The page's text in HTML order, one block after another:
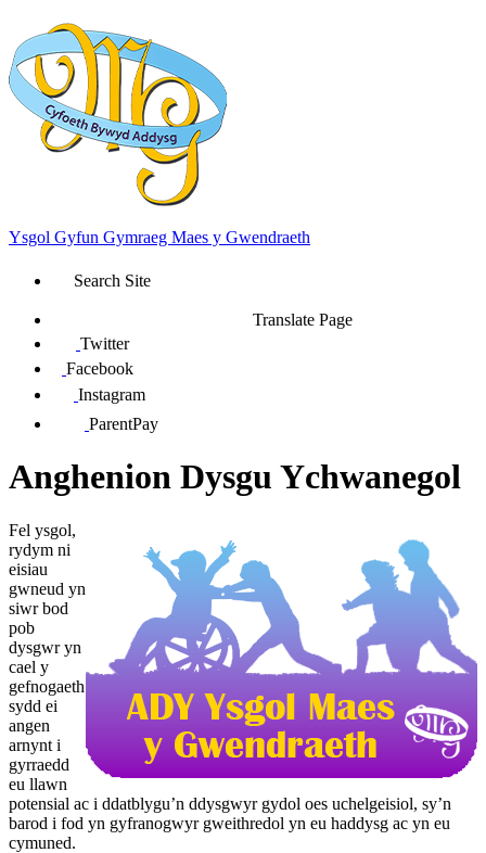
Ysgol Gyfun Gymraeg Maes y Gwendraeth
Search Site
Translate Page
Twitter
Facebook
Instagram
ParentPay
Anghenion Dysgu Ychwanegol
Fel ysgol,
rydym ni
eisiau
gwneud yn
siwr bod
pob
dysgwr yn
cael y
gefnogaeth
sydd ei
angen
arnynt i
gyrraedd
eu llawn
potensial ac i ddatblygu’n ddysgwyr gydol oes uchelgeisiol, sy’n
barod i fod yn gyfranogwyr gweithredol yn eu haddysg ac yn eu
cymuned.